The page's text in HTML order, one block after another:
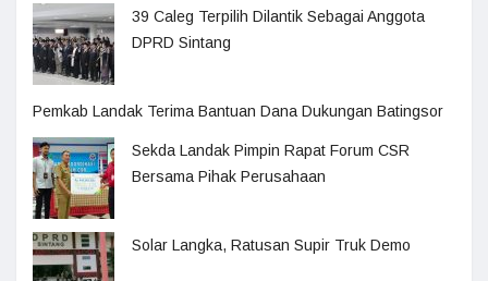
39 Caleg Terpilih Dilantik Sebagai Anggota
DPRD Sintang
Pemkab Landak Terima Bantuan Dana Dukungan Batingsor
Sekda Landak Pimpin Rapat Forum CSR
Bersama Pihak Perusahaan
Solar Langka, Ratusan Supir Truk Demo